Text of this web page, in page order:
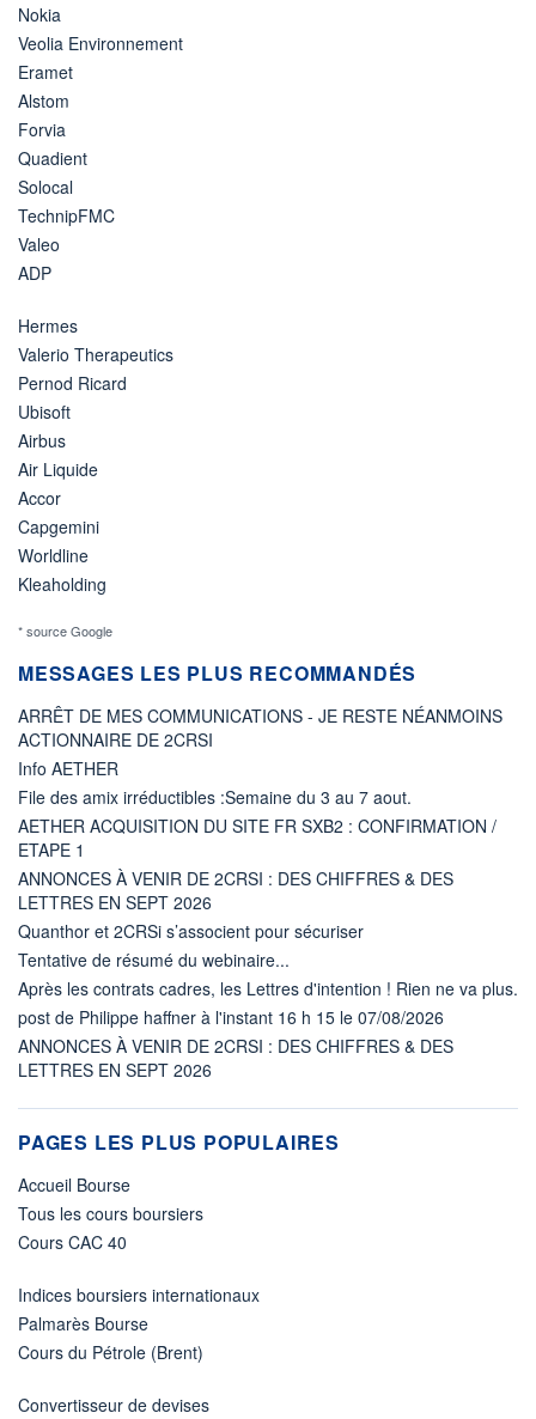
Nokia
Veolia Environnement
Eramet
Alstom
Forvia
Quadient
Solocal
TechnipFMC
Valeo
ADP
Hermes
Valerio Therapeutics
Pernod Ricard
Ubisoft
Airbus
Air Liquide
Accor
Capgemini
Worldline
Kleaholding
* source Google
MESSAGES LES PLUS RECOMMANDÉS
ARRÊT DE MES COMMUNICATIONS - JE RESTE NÉANMOINS
ACTIONNAIRE DE 2CRSI
Info AETHER
File des amix irréductibles :Semaine du 3 au 7 aout.
AETHER ACQUISITION DU SITE FR SXB2 : CONFIRMATION /
ETAPE 1
ANNONCES À VENIR DE 2CRSI : DES CHIFFRES & DES
LETTRES EN SEPT 2026
Quanthor et 2CRSi s’associent pour sécuriser
Tentative de résumé du webinaire...
Après les contrats cadres, les Lettres d'intention ! Rien ne va plus.
post de Philippe haffner à l'instant 16 h 15 le 07/08/2026
ANNONCES À VENIR DE 2CRSI : DES CHIFFRES & DES
LETTRES EN SEPT 2026
PAGES LES PLUS POPULAIRES
Accueil Bourse
Tous les cours boursiers
Cours CAC 40
Indices boursiers internationaux
Palmarès Bourse
Cours du Pétrole (Brent)
Convertisseur de devises